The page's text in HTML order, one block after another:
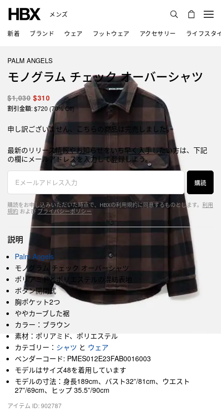
メンズ
新着 ブランド ウェア フットウェア アクセサリー ライフスタ
PALM ANGELS
モノグラム チェック オーバーシャツ
$1,030 $310
割引金額: $720 (70% Off)
申し訳ございません、こちらの商品は完売しました。
最新のリリース情報やお知らせをいち早く入手したい方は、下記
の欄にメールアドレスを入力して登録しよう。
購読
購読をお申し込みいただいた時点で、HBXの利用規約に同意するものとします。 利用
規約 および プライバシーポリシー
説明
Palm Angels
モノグラム チェック オーバーシャツ
ポリアミドとポリエステルの混紡表地
ボタン開閉式
胸ポケット2つ
ややカーブした裾
カラー：ブラウン
素材：ポリアミド、ポリエステル
カテゴリー： シャツ と ウェア
ベンダーコード: PMES012E23FAB0016003
モデルはサイズ48を着用しています
モデルの寸法：身長189cm、バスト32”/81cm、ウエスト
27”/69cm、ヒップ 35.5”/90cm
アイテム ID: 902787